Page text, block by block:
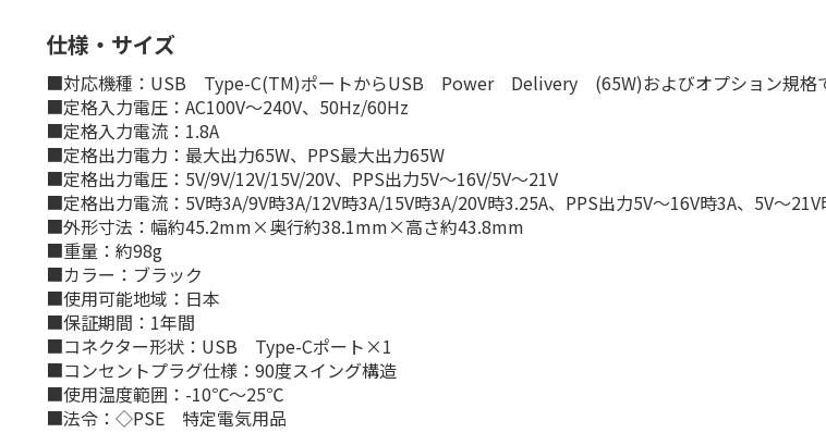
仕様・サイズ
■対応機種：USB Type-C(TM)ポートからUSB Power Delivery (65W)およびオプション規
■定格入力電圧：AC100V～240V、50Hz/60Hz
■定格入力電流：1.8A
■定格出力電力：最大出力65W、PPS最大出力65W
■定格出力電圧：5V/9V/12V/15V/20V、PPS出力5V～16V/5V～21V
■定格出力電流：5V時3A/9V時3A/12V時3A/15V時3A/20V時3.25A、PPS出力5V～16V時3A、5V～21V
■外形寸法：幅約45.2mm×奥行約38.1mm×高さ約43.8mm
■重量：約98g
■カラー：ブラック
■使用可能地域：日本
■保証期間：1年間
■コネクター形状：USB Type-Cポート×1
■コンセントプラグ仕様：90度スイング構造
■使用温度範囲：-10℃～25℃
■法令：◇PSE 特定電気用品